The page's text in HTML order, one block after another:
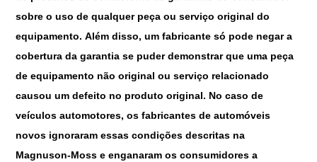
sobre o uso de qualquer peça ou serviço original do
equipamento. Além disso, um fabricante só pode negar a
cobertura da garantia se puder demonstrar que uma peça
de equipamento não original ou serviço relacionado
causou um defeito no produto original. No caso de
veículos automotores, os fabricantes de automóveis
novos ignoraram essas condições descritas na
Magnuson-Moss e enganaram os consumidores a